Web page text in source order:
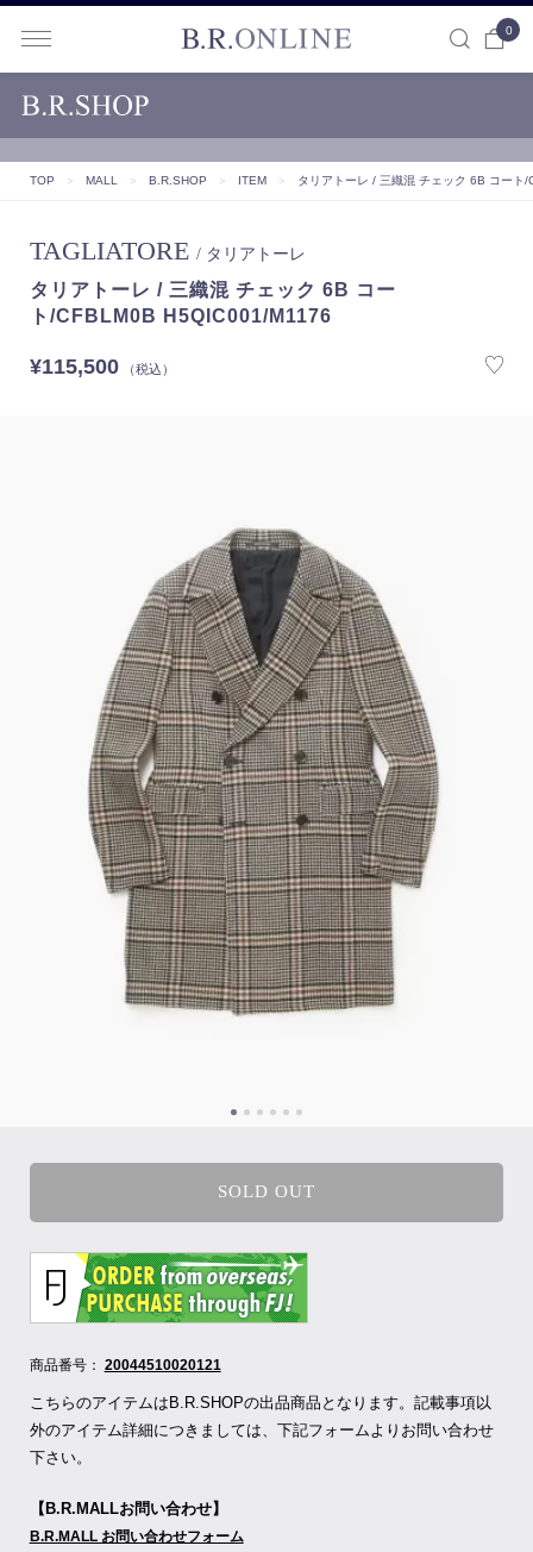
0
TOP ＞ MALL ＞ B.R.SHOP ＞ ITEM ＞ タリアトーレ / 三織混 チェック 6B コート
TAGLIATORE / タリアトーレ
タリアトーレ / 三織混 チェック 6B コー
ト/CFBLM0B H5QIC001/M1176
¥115,500（税込）
SOLD OUT
商品番号： 20044510020121
こちらのアイテムはB.R.SHOPの出品商品となります。記載事項以
外のアイテム詳細につきましては、下記フォームよりお問い合わせ
下さい。
【B.R.MALLお問い合わせ】
B.R.MALL お問い合わせフォーム